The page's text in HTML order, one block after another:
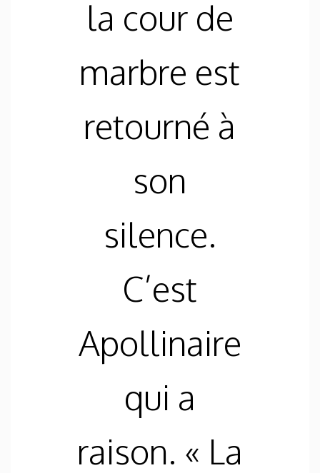
la cour de
marbre est
retourné à
son
silence.
C’est
Apollinaire
qui a
raison. « La